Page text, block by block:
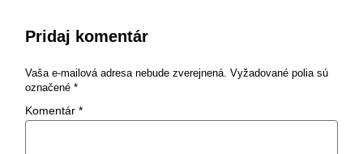
Pridaj komentár
Vaša e-mailová adresa nebude zverejnená. Vyžadované polia sú
označené *
Komentár *